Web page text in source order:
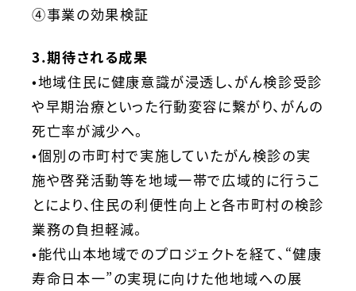
④事業の効果検証
3.期待される成果
•地域住民に健康意識が浸透し、がん検診受診
や早期治療といった行動変容に繋がり、がんの
死亡率が減少へ。
•個別の市町村で実施していたがん検診の実
施や啓発活動等を地域一帯で広域的に行うこ
とにより、住民の利便性向上と各市町村の検診
業務の負担軽減。
•能代山本地域でのプロジェクトを経て、“健康
寿命日本一”の実現に向けた他地域への展